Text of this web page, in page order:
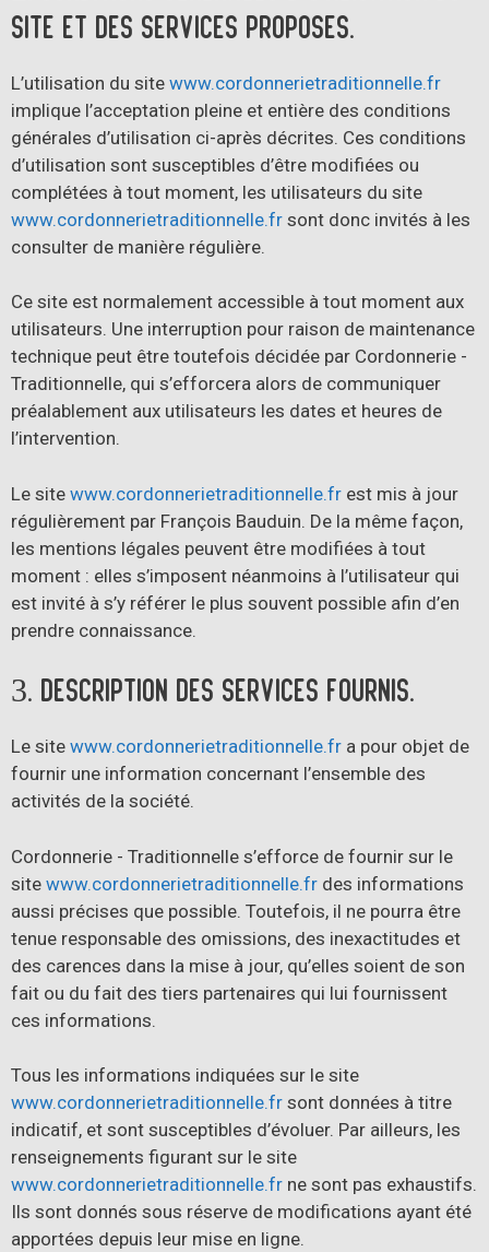
site et des services proposés.
L’utilisation du site www.cordonnerietraditionnelle.fr
implique l’acceptation pleine et entière des conditions
générales d’utilisation ci-après décrites. Ces conditions
d’utilisation sont susceptibles d’être modifiées ou
complétées à tout moment, les utilisateurs du site
www.cordonnerietraditionnelle.fr sont donc invités à les
consulter de manière régulière.
Ce site est normalement accessible à tout moment aux
utilisateurs. Une interruption pour raison de maintenance
technique peut être toutefois décidée par Cordonnerie -
Traditionnelle, qui s’efforcera alors de communiquer
préalablement aux utilisateurs les dates et heures de
l’intervention.
Le site www.cordonnerietraditionnelle.fr est mis à jour
régulièrement par François Bauduin. De la même façon,
les mentions légales peuvent être modifiées à tout
moment : elles s’imposent néanmoins à l’utilisateur qui
est invité à s’y référer le plus souvent possible afin d’en
prendre connaissance.
3. Description des services fournis.
Le site www.cordonnerietraditionnelle.fr a pour objet de
fournir une information concernant l’ensemble des
activités de la société.
Cordonnerie - Traditionnelle s’efforce de fournir sur le
site www.cordonnerietraditionnelle.fr des informations
aussi précises que possible. Toutefois, il ne pourra être
tenue responsable des omissions, des inexactitudes et
des carences dans la mise à jour, qu’elles soient de son
fait ou du fait des tiers partenaires qui lui fournissent
ces informations.
Tous les informations indiquées sur le site
www.cordonnerietraditionnelle.fr sont données à titre
indicatif, et sont susceptibles d’évoluer. Par ailleurs, les
renseignements figurant sur le site
www.cordonnerietraditionnelle.fr ne sont pas exhaustifs.
Ils sont donnés sous réserve de modifications ayant été
apportées depuis leur mise en ligne.